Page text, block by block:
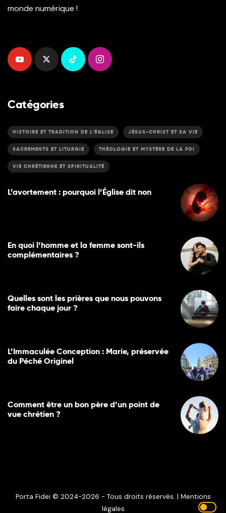
monde numérique !
Catégories
HISTOIRE ET TRADITION DE L’ÉGLISE JÉSUS-CHRIST ET SA VIE
SACREMENTS ET LITURGIE THÉOLOGIE ET MYSTÈRE DE LA FOI
VIE CHRÉTIENNE ET SPIRITUALITÉ
L’avortement : pourquoi l’Église dit non
En quoi l’homme et la femme sont-ils
complémentaires ?
Quelles sont les prières que nous pouvons
faire chaque jour ?
L’Immaculée Conception : Marie, préservée
du Péché Originel
Comment être un bon père d’un point de
vue chrétien ?
Porta Fidei © 2024-2026 - Tous droits réservés. | Mentions
légales